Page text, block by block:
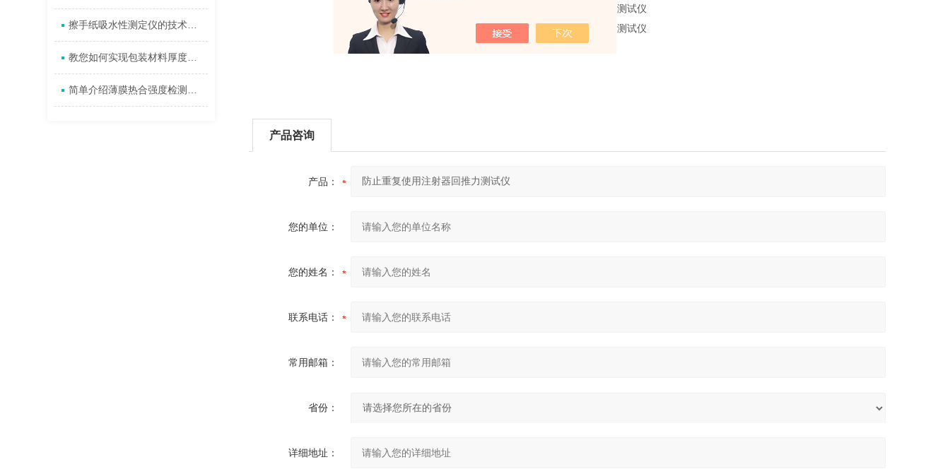
产品咨询
产品：
您的单位：
您的姓名：
联系电话：
常用邮箱：
省份：
详细地址：